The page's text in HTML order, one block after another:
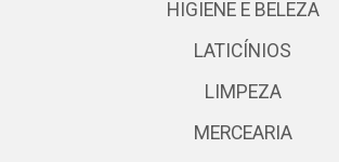
HIGIENE E BELEZA
LATICÍNIOS
LIMPEZA
MERCEARIA